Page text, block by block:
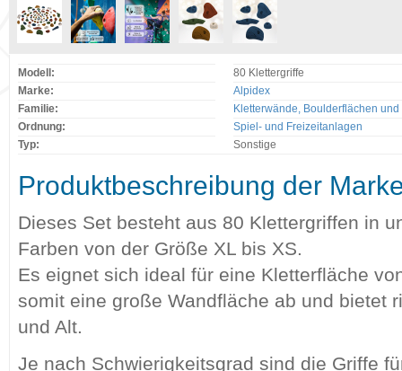
Modell:
80 Klettergriffe
Marke:
Alpidex
Familie:
Kletterwände, Boulderflächen und
Ordnung:
Spiel- und Freizeitanlagen
Typ:
Sonstige
Produktbeschreibung der
Dieses Set besteht aus 80 Klettergriffen in
Farben von der Größe XL bis XS.
Es eignet sich ideal für eine Kletterfläche
somit eine große Wandfläche ab und bietet
und Alt.
Je nach Schwierigkeitsgrad sind die Griffe